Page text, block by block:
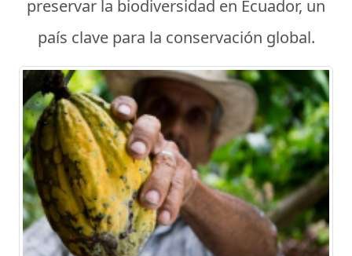
preservar la biodiversidad en Ecuador, un
país clave para la conservación global.